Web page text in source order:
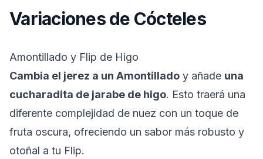
Variaciones de Cócteles
Amontillado y Flip de Higo
Cambia el jerez a un Amontillado y añade una
cucharadita de jarabe de higo. Esto traerá una
diferente complejidad de nuez con un toque de
fruta oscura, ofreciendo un sabor más robusto y
otoñal a tu Flip.